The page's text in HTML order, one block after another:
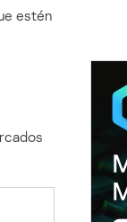
estén